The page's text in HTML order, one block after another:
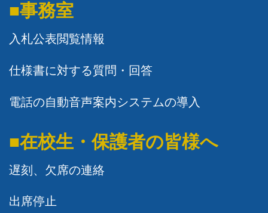
■事務室
入札公表閲覧情報
仕様書に対する質問・回答
電話の自動音声案内システムの導入
■在校生・保護者の皆様へ
遅刻、欠席の連絡
出席停止